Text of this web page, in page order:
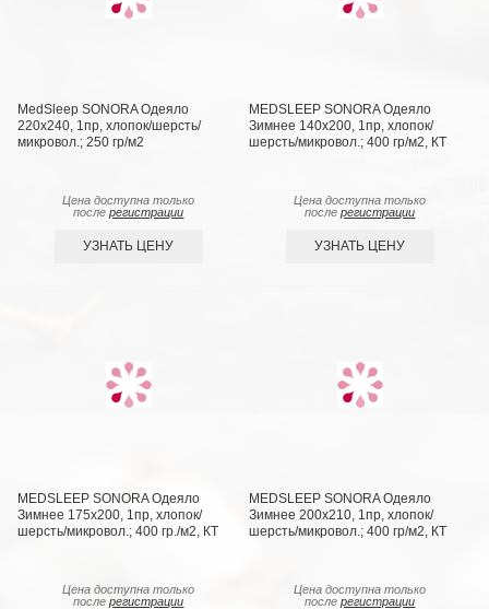
MedSleep SONORA Одеяло
220х240, 1пр, хлопок/шерсть/
микровол.; 250 гр/м2
Цена доступна только
послерегистрации
УЗНАТЬ ЦЕНУ
MEDSLEEP SONORA Одеяло
Зимнее 140х200, 1пр, хлопок/
шерсть/микровол.; 400 гр/м2, КТ
Цена доступна только
послерегистрации
УЗНАТЬ ЦЕНУ
MEDSLEEP SONORA Одеяло
Зимнее 175х200, 1пр, хлопок/
шерсть/микровол.; 400 гр./м2, КТ
Цена доступна только
послерегистрации
MEDSLEEP SONORA Одеяло
Зимнее 200х210, 1пр, хлопок/
шерсть/микровол.; 400 гр/м2, КТ
Цена доступна только
послерегистрации